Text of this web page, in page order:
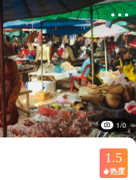

1/0
1.5
 热度